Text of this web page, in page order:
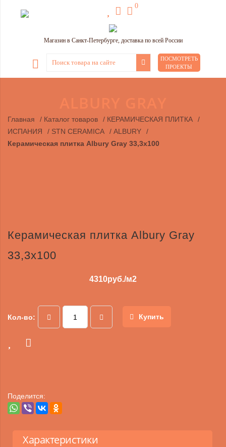
0
Магазин в Санкт-Петербурге, доставка по всей России
ПОСМОТРЕТЬ
ПРОЕКТЫ
Главная / Каталог товаров / КЕРАМИЧЕСКАЯ ПЛИТКА
/
ИСПАНИЯ
/ STN CERAMICA / ALBURY
/
Керамическая плитка Albury Gray 33,3х100
Керамическая плитка Albury Gray
33,3х100
4310руб./м2
Кол-во: Купить
Поделится:
Характеристики